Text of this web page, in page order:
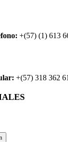
+(57) (1) 613
+(57) 318 362